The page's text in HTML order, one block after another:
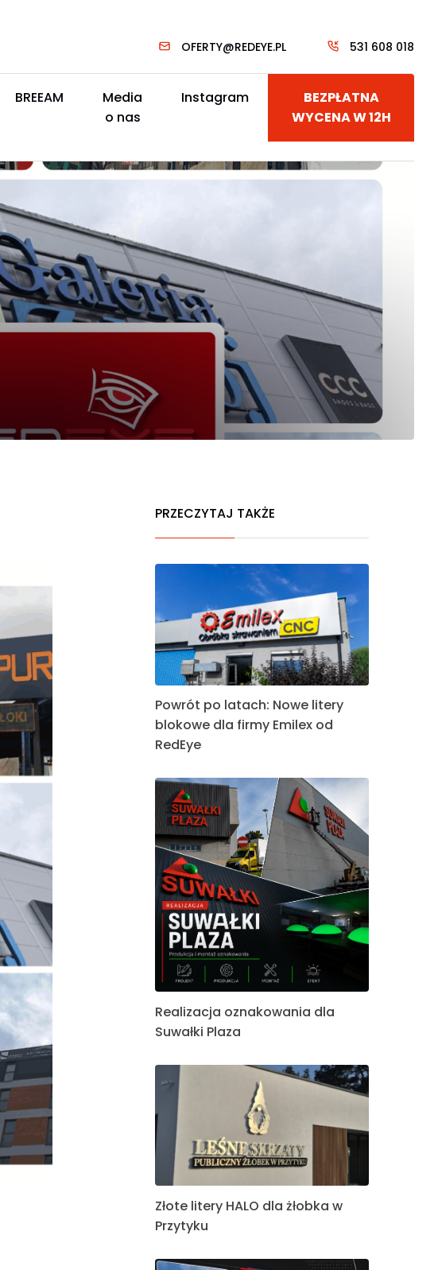
531 608 018
OFERTY@REDEYE.PL
BREEAM
Media
o nas
Instagram
BEZPŁATNA
WYCENA W 12H
PRZECZYTAJ TAKŻE
Powrót po latach: Nowe litery
blokowe dla firmy Emilex od
RedEye
Realizacja oznakowania dla
Suwałki Plaza
Złote litery HALO dla żłobka w
Przytyku